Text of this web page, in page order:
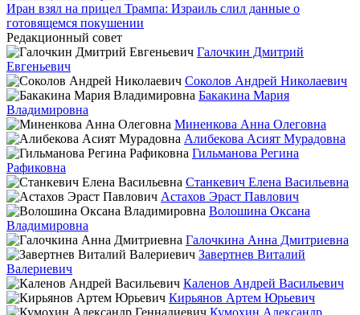
Иран взял на прицел Трампа: Израиль слил данные о
готовящемся покушении
Редакционный совет
Галочкин Дмитрий
Евгеньевич
Соколов Андрей Николаевич
Бакакина Мария
Владимировна
Миненкова Анна Олеговна
Алибекова Асият Мурадовна
Гильманова Регина
Рафиковна
Станкевич Елена Васильевна
Астахов Эраст Павлович
Волошина Оксана
Владимировна
Галочкина Анна Дмитриевна
Завертнев Виталий
Валериевич
Каленов Андрей Васильевич
Кирьянов Артем Юрьевич
Кумохин Александр